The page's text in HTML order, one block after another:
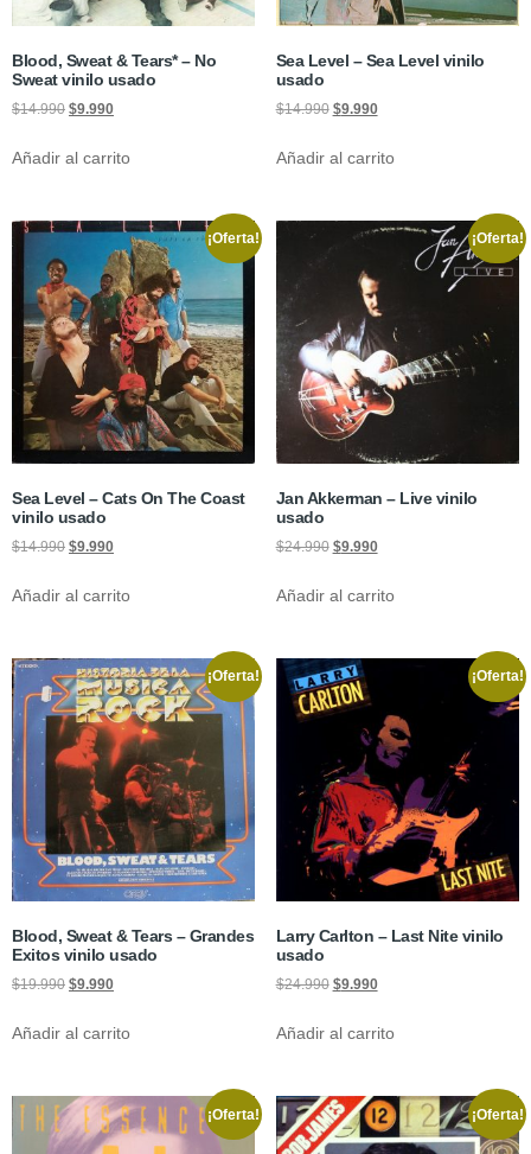
Blood, Sweat & Tears* ‎– No
Sweat vinilo usado
$14.990 $9.990
Añadir al carrito
Sea Level ‎– Sea Level vinilo
usado
$14.990 $9.990
Añadir al carrito
¡Oferta!
Sea Level ‎– Cats On The Coast
vinilo usado
$14.990 $9.990
Añadir al carrito
¡Oferta!
Jan Akkerman – Live vinilo
usado
$24.990 $9.990
Añadir al carrito
¡Oferta!
Blood, Sweat & Tears – Grandes
Exitos vinilo usado
$19.990 $9.990
Añadir al carrito
¡Oferta!
Larry Carlton – Last Nite vinilo
usado
$24.990 $9.990
Añadir al carrito
¡Oferta! ¡Oferta!